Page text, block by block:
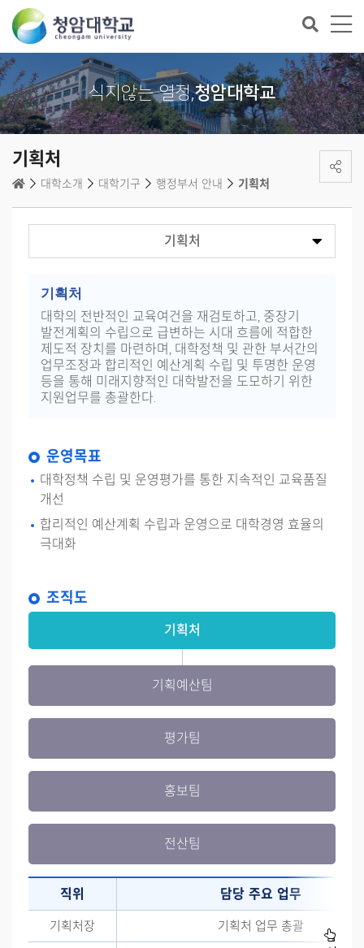
식지않는 열정,청암대학교
기획처
대학소개 대학기구 행정부서 안내 기획처
기획처
교무처
입학학생처
사무처
산학협력처(단)
기획처
대학의 전반적인 교육여건을 재검토하고, 중장기
발전계획의 수립으로 급변하는 시대 흐름에 적합한
제도적 장치를 마련하며, 대학정책 및 관한 부서간의
업무조정과 합리적인 예산계획 수립 및 투명한 운영
등을 통해 미래지향적인 대학발전을 도모하기 위한
지원업무를 총괄한다.
운영목표
대학정책 수립 및 운영평가를 통한 지속적인 교육품질
개선
합리적인 예산계획 수립과 운영으로 대학경영 효율의
극대화
조직도
기획처
기획예산팀
평가팀
홍보팀
전산팀
직위 담당 주요 업무
기획처장 기획처 업무 총괄